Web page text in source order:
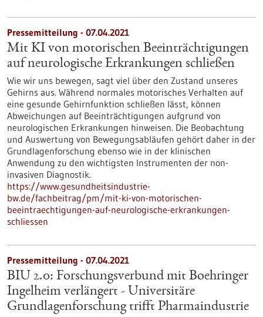
Pressemitteilung - 07.04.2021
Mit KI von motorischen Beeinträchtigungen
auf neurologische Erkrankungen schließen
Wie wir uns bewegen, sagt viel über den Zustand unseres
Gehirns aus. Während normales motorisches Verhalten auf
eine gesunde Gehirnfunktion schließen lässt, können
Abweichungen auf Beeinträchtigungen aufgrund von
neurologischen Erkrankungen hinweisen. Die Beobachtung
und Auswertung von Bewegungsabläufen gehört daher in der
Grundlagenforschung ebenso wie in der klinischen
Anwendung zu den wichtigsten Instrumenten der non-
invasiven Diagnostik.
https://www.gesundheitsindustrie-
bw.de/fachbeitrag/pm/mit-ki-von-motorischen-
beeintraechtigungen-auf-neurologische-erkrankungen-
schliessen
Pressemitteilung - 07.04.2021
BIU 2.0: Forschungsverbund mit Boehringer
Ingelheim verlängert - Universitäre
Grundlagenforschung trifft Pharmaindustrie